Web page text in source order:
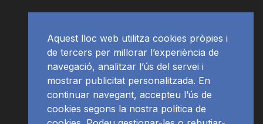
Aquest lloc web utilitza cookies pròpies i
de tercers per millorar l’experiència de
navegació, analitzar l’ús del servei i
mostrar publicitat personalitzada. En
continuar navegant, accepteu l’ús de
cookies segons la nostra política de